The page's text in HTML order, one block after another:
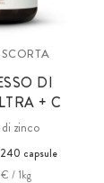
DI
+ C
zinco
240 capsule
/ 1kg